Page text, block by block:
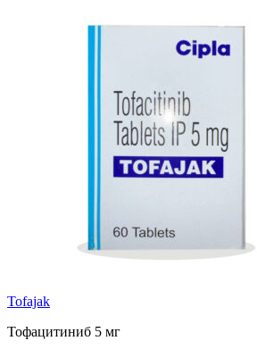
Tofajak
Тофацитиниб 5 мг